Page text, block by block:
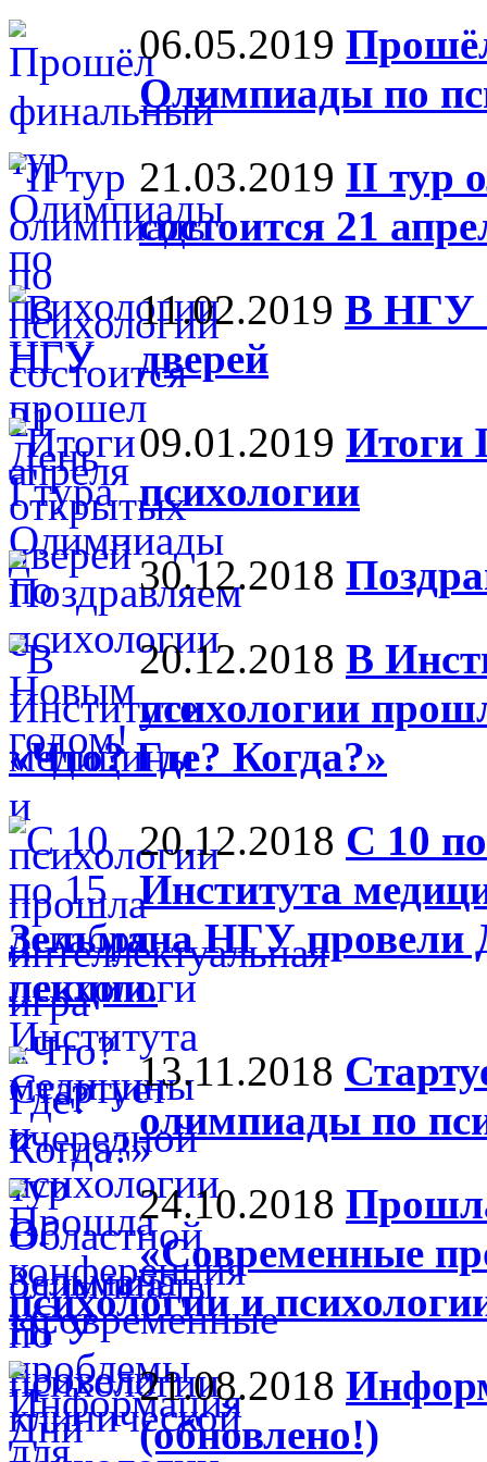
06.05.2019
Олимпиады по
21.03.2019 II тур
состоится 21
11.02.2019 В НГУ
дверей
09.01.2019 Итоги
психологии
30.12.2018
20.12.2018 В
психологии
«Что? Где? Когда?»
20.12.2018 С 10
Института
Зельмана НГУ провели
лекции.
13.11.2018
олимпиады по
24.10.2018
«Современные
психологии и
21.08.2018
(обновлено!)